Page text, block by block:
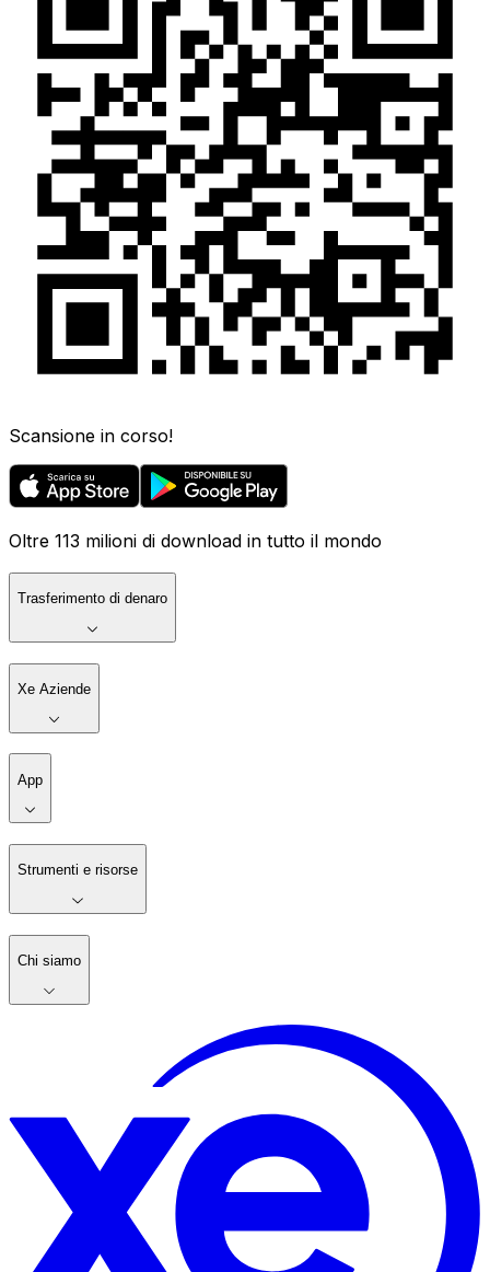
Scansione in corso!
Oltre 113 milioni di download in tutto il mondo
Trasferimento di denaro
Xe Aziende
App
Strumenti e risorse
Chi siamo